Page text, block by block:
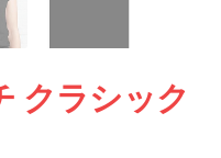
クラシック